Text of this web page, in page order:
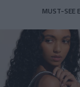
MUST-SEE